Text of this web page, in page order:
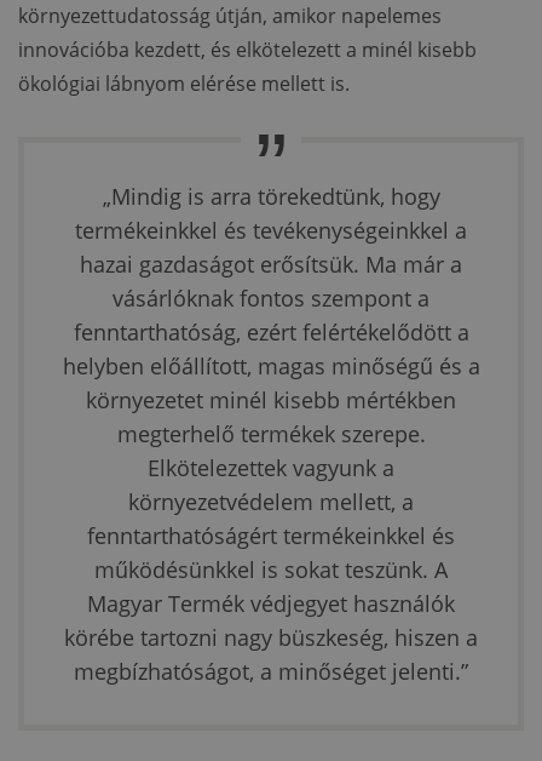
környezettudatosság útján, amikor napelemes
innovációba kezdett, és elkötelezett a minél kisebb
ökológiai lábnyom elérése mellett is.
„Mindig is arra törekedtünk, hogy
termékeinkkel és tevékenységeinkkel a
hazai gazdaságot erősítsük. Ma már a
vásárlóknak fontos szempont a
fenntarthatóság, ezért felértékelődött a
helyben előállított, magas minőségű és a
környezetet minél kisebb mértékben
megterhelő termékek szerepe.
Elkötelezettek vagyunk a
környezetvédelem mellett, a
fenntarthatóságért termékeinkkel és
működésünkkel is sokat teszünk. A
Magyar Termék védjegyet használók
körébe tartozni nagy büszkeség, hiszen a
megbízhatóságot, a minőséget jelenti.”